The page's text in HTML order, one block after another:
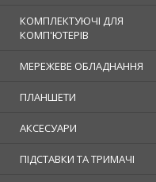
КОМПЛЕКТУЮЧІ ДЛЯ
КОМП'ЮТЕРІВ
МЕРЕЖЕВЕ ОБЛАДНАННЯ
ПЛАНШЕТИ
АКСЕСУАРИ
ПІДСТАВКИ ТА ТРИМАЧІ